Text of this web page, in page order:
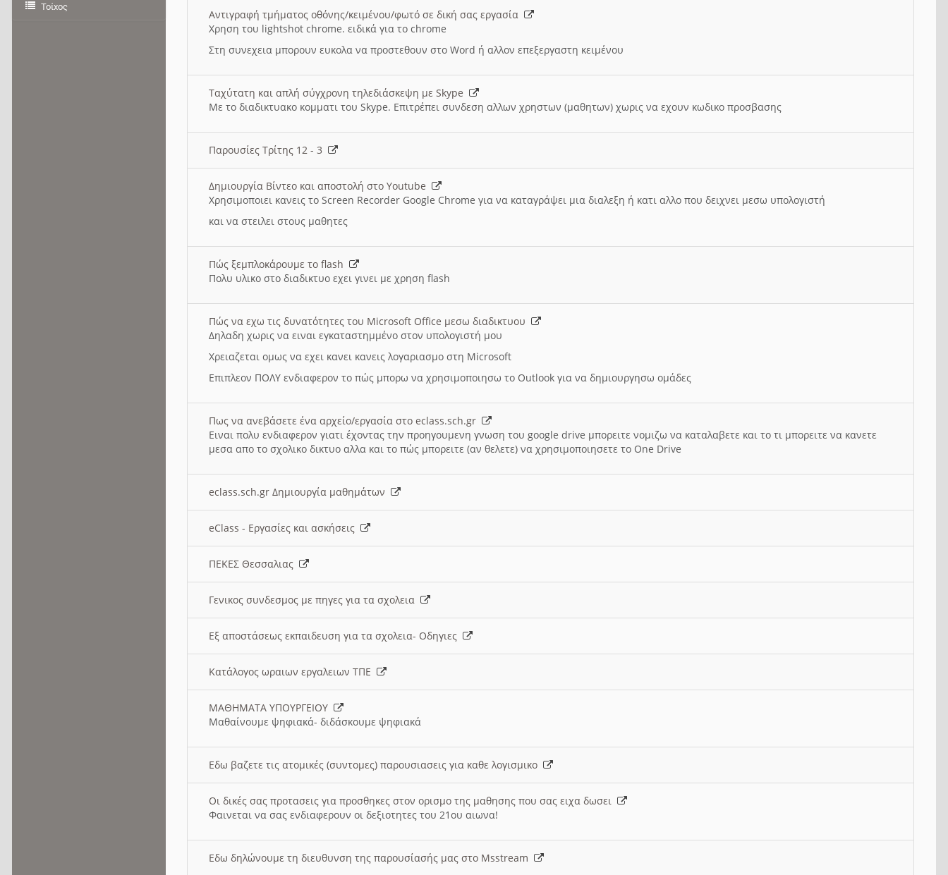
Αντιγραφή τμήματος οθόνης/κειμένου/φωτό σε δική σας εργασία
Χρηση του lightshot chrome. ειδικά για το chrome
Στη συνεχεια μπορουν ευκολα να προστεθουν στο Word ή αλλον επεξεργαστη κειμένου
Ταχύτατη και απλή σύγχρονη τηλεδιάσκεψη με Skype
Με το διαδικτυακο κομματι του Skype. Επιτρέπει συνδεση αλλων χρηστων (μαθητων) χωρις να εχουν κωδικο προσβασης
Παρουσίες Τρίτης 12 - 3
Δημιουργία Βίντεο και αποστολή στο Youtube
Χρησιμοποιει κανεις το Screen Recorder Google Chrome για να καταγράψει μια διαλεξη ή κατι αλλο που δειχνει μεσω υπολογιστή
και να στειλει στους μαθητες
Πώς ξεμπλοκάρουμε το flash
Πολυ υλικο στο διαδικτυο εχει γινει με χρηση flash
Πώς να εχω τις δυνατότητες του Microsoft Office μεσω διαδικτυου
Δηλαδη χωρις να ειναι εγκαταστημμένο στον υπολογιστή μου
Χρειαζεται ομως να εχει κανει κανεις λογαριασμο στη Microsoft
Επιπλεον ΠΟΛΥ ενδιαφερον το πώς μπορω να χρησιμοποιησω το Outlook για να δημιουργησω ομάδες
Πως να ανεβάσετε ένα αρχείο/εργασία στο eclass.sch.gr
Ειναι πολυ ενδιαφερον γιατι έχοντας την προηγουμενη γνωση του google drive μπορειτε νομιζω να καταλαβετε και το τι μπορειτε να κανετε
μεσα απο το σχολικο δικτυο αλλα και το πώς μπορειτε (αν θελετε) να χρησιμοποιησετε το One Drive
eclass.sch.gr Δημιουργία μαθημάτων
eClass - Εργασίες και ασκήσεις
ΠΕΚΕΣ Θεσσαλιας
Γενικος συνδεσμος με πηγες για τα σχολεια
Εξ αποστάσεως εκπαιδευση για τα σχολεια- Οδηγιες
Κατάλογος ωραιων εργαλειων ΤΠΕ
ΜΑΘΗΜΑΤΑ ΥΠΟΥΡΓΕΙΟΥ
Μαθαίνουμε ψηφιακά- διδάσκουμε ψηφιακά
Εδω βαζετε τις ατομικές (συντομες) παρουσιασεις για καθε λογισμικο
Οι δικές σας προτασεις για προσθηκες στον ορισμο της μαθησης που σας ειχα δωσει
Φαινεται να σας ενδιαφερουν οι δεξιοτητες του 21ου αιωνα!
Εδω δηλώνουμε τη διευθυνση της παρουσίασής μας στο Msstream
Τοίχος